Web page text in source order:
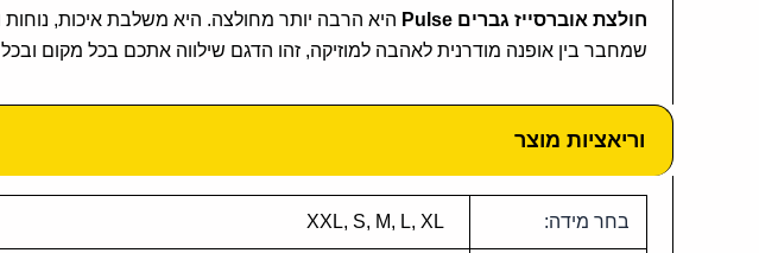
חולצת אוברסייז גברים Pulse
היא הרבה יותר מחולצה. היא משלבת איכות,
שמחבר בין אופנה מודרנית לאהבה למוזיקה, זהו הדגם שילווה אתכם בכל מקום
וריאציות מוצר
בחר מידה: XXL, S, M, L, XL